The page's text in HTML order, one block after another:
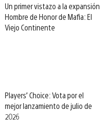
Un primer vistazo a la expansión
Hombre de Honor de Mafia: El
Viejo Continente
Players’ Choice: Vota por el
mejor lanzamiento de julio de
2026